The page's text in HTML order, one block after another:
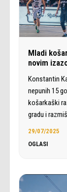
Mladi
novim
Konstantin
nepunih 15
košarkaški
gradu i
29/07/2025
OGLASI